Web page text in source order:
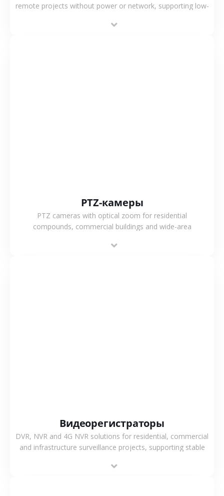
remote projects without power or network, supporting low-
monitoring.
PTZ-камеры
PTZ cameras with optical zoom for residential
compounds, commercial buildings and wide-area
flexible coverage.
Видеорегистраторы
DVR, NVR and 4G NVR solutions for residential, commercial
and infrastructure surveillance projects, supporting stable